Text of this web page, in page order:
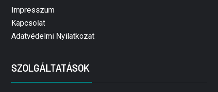
Impresszum
Kapcsolat
Adatvédelmi Nyilatkozat
SZOLGÁLTATÁSOK